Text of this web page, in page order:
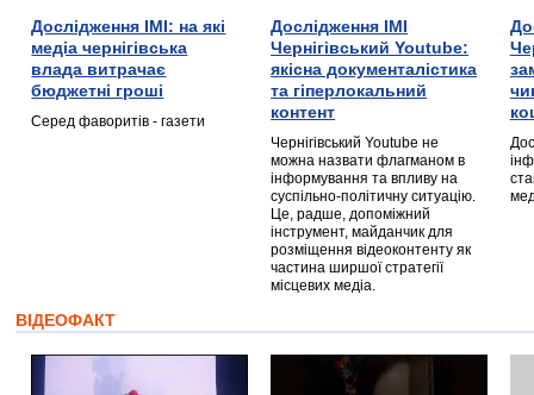
Дослідження ІМІ: на які
медіа чернігівська
влада витрачає
бюджетні гроші
Серед фаворитів - газети
Дослідження ІМІ
Чернігівський Youtube:
якісна документалістика
та гіперлокальний
контент
Чернігівський Youtube не
можна назвати флагманом в
інформування та впливу на
суспільно-політичну ситуацію.
Це, радше, допоміжний
інструмент, майданчик для
розміщення відеоконтенту як
частина ширшої стратегії
місцевих медіа.
ВІДЕОФАКТ